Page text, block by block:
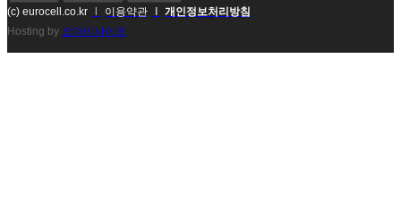
(c) eurocell.co.kr
이용약관
개인정보처리방침
Hosting by 오마이사이트